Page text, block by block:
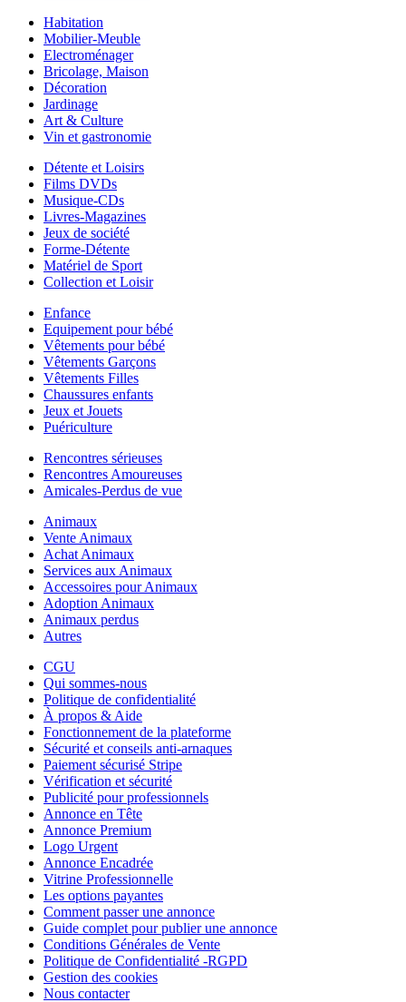
Habitation
Mobilier-Meuble
Electroménager
Bricolage, Maison
Décoration
Jardinage
Art & Culture
Vin et gastronomie
Détente et Loisirs
Films DVDs
Musique-CDs
Livres-Magazines
Jeux de société
Forme-Détente
Matériel de Sport
Collection et Loisir
Enfance
Equipement pour bébé
Vêtements pour bébé
Vêtements Garçons
Vêtements Filles
Chaussures enfants
Jeux et Jouets
Puériculture
Rencontres sérieuses
Rencontres Amoureuses
Amicales-Perdus de vue
Animaux
Vente Animaux
Achat Animaux
Services aux Animaux
Accessoires pour Animaux
Adoption Animaux
Animaux perdus
Autres
CGU
Qui sommes-nous
Politique de confidentialité
À propos & Aide
Fonctionnement de la plateforme
Sécurité et conseils anti-arnaques
Paiement sécurisé Stripe
Vérification et sécurité
Publicité pour professionnels
Annonce en Tête
Annonce Premium
Logo Urgent
Annonce Encadrée
Vitrine Professionnelle
Les options payantes
Comment passer une annonce
Guide complet pour publier une annonce
Conditions Générales de Vente
Politique de Confidentialité -RGPD
Gestion des cookies
Nous contacter